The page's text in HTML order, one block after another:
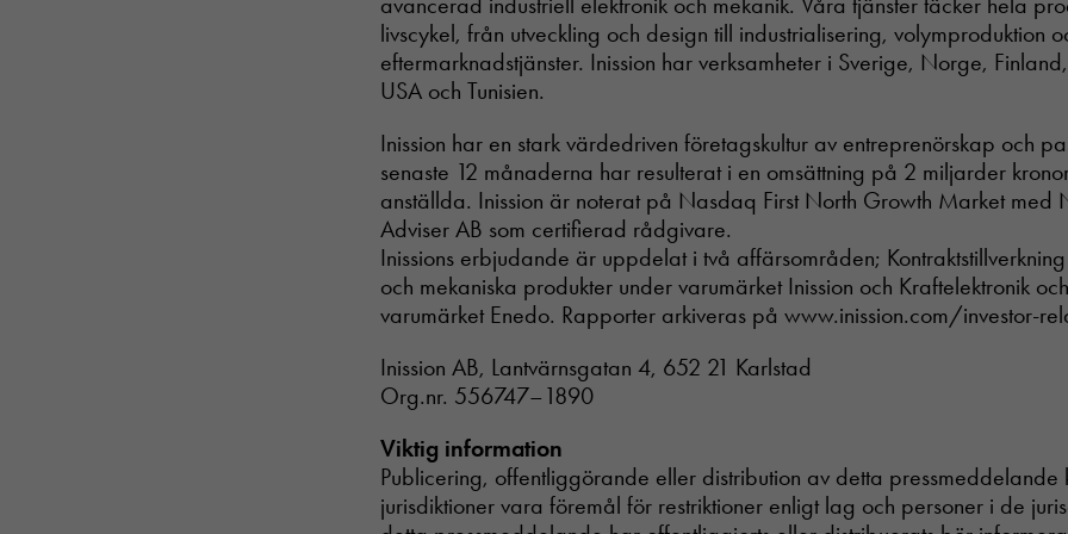
livscykel, från utveckling och design till industrialisering, volymproduktion
eftermarknadstjänster. Inission har verksamheter i Sverige, Norge,
USA och Tunisien.
Inission har en stark värdedriven företagskultur av entreprenörskap och
senaste 12 månaderna har resulterat i en omsättning på 2 miljarder
anställda. Inission är noterat på Nasdaq First North Growth Market med
Adviser AB som certifierad rådgivare.
Inissions erbjudande är uppdelat i två affärsområden;
och mekaniska produkter under varumärket Inission och Kraftelektronik
varumärket Enedo. Rapporter arkiveras på www.inission.com/investor-
Inission AB, Lantvärnsgatan 4, 652 21 Karlstad
Org.nr. 556747–1890
Viktig information
Publicering, offentliggörande eller distribution av detta pressmeddelande
jurisdiktioner vara föremål för restriktioner enligt lag och personer i de
Nödvändiga
Dessa cookies
går inte att
hemsidan
över huvud
taget ska
Statistik
In order for
based on
how the
website is